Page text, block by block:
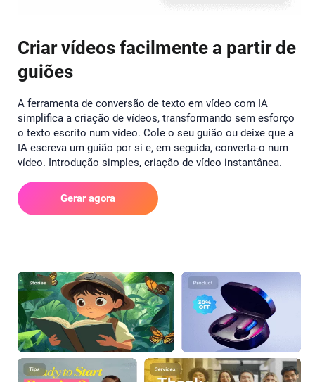
Criar vídeos facilmente a partir de
guiões
A ferramenta de conversão de texto em vídeo com IA
simplifica a criação de vídeos, transformando sem esforço
o texto escrito num vídeo. Cole o seu guião ou deixe que a
IA escreva um guião por si e, em seguida, converta-o num
vídeo. Introdução simples, criação de vídeo instantânea.
Gerar agora